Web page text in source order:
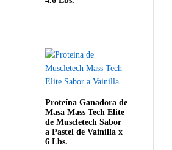
Proteína Ganadora de
Masa Mass Tech Elite
de Muscletech Sabor
a Pastel de Vainilla x
6 Lbs.